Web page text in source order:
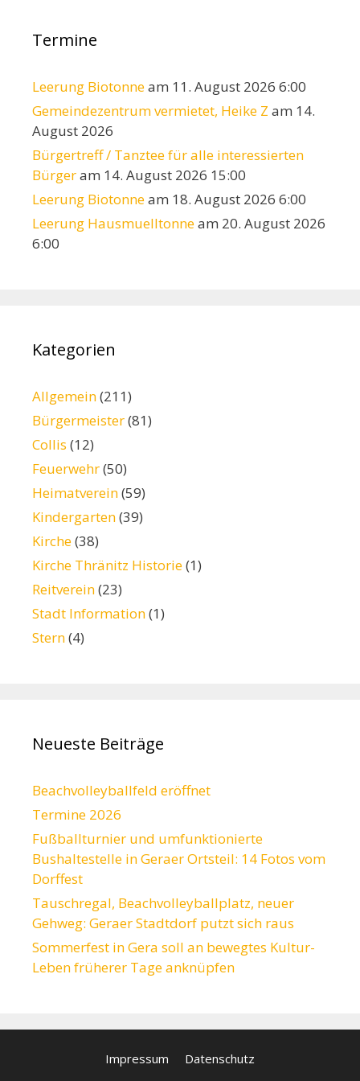
Termine
Leerung Biotonneam 11. August 2026 6:00
Gemeindezentrum vermietet, Heike Z am 14.
August 2026
Bürgertreff / Tanztee für alle interessierten
Bürgeram 14. August 2026 15:00
Leerung Biotonneam 18. August 2026 6:00
Leerung Hausmuelltonneam 20. August 2026
6:00
Kategorien
Allgemein(211)
Bürgermeister(81)
Collis (12)
Feuerwehr(50)
Heimatverein(59)
Kindergarten(39)
Kirche(38)
Kirche Thränitz Historie(1)
Reitverein(23)
Stadt Information(1)
Stern(4)
Neueste Beiträge
Beachvolleyballfeld eröffnet
Termine 2026
Fußballturnier und umfunktionierte
Bushaltestelle in Geraer Ortsteil: 14 Fotos vom
Dorffest
Tauschregal, Beachvolleyballplatz, neuer
Gehweg: Geraer Stadtdorf putzt sich raus
Sommerfest in Gera soll an bewegtes Kultur-
Leben früherer Tage anknüpfen
Impressum Datenschutz